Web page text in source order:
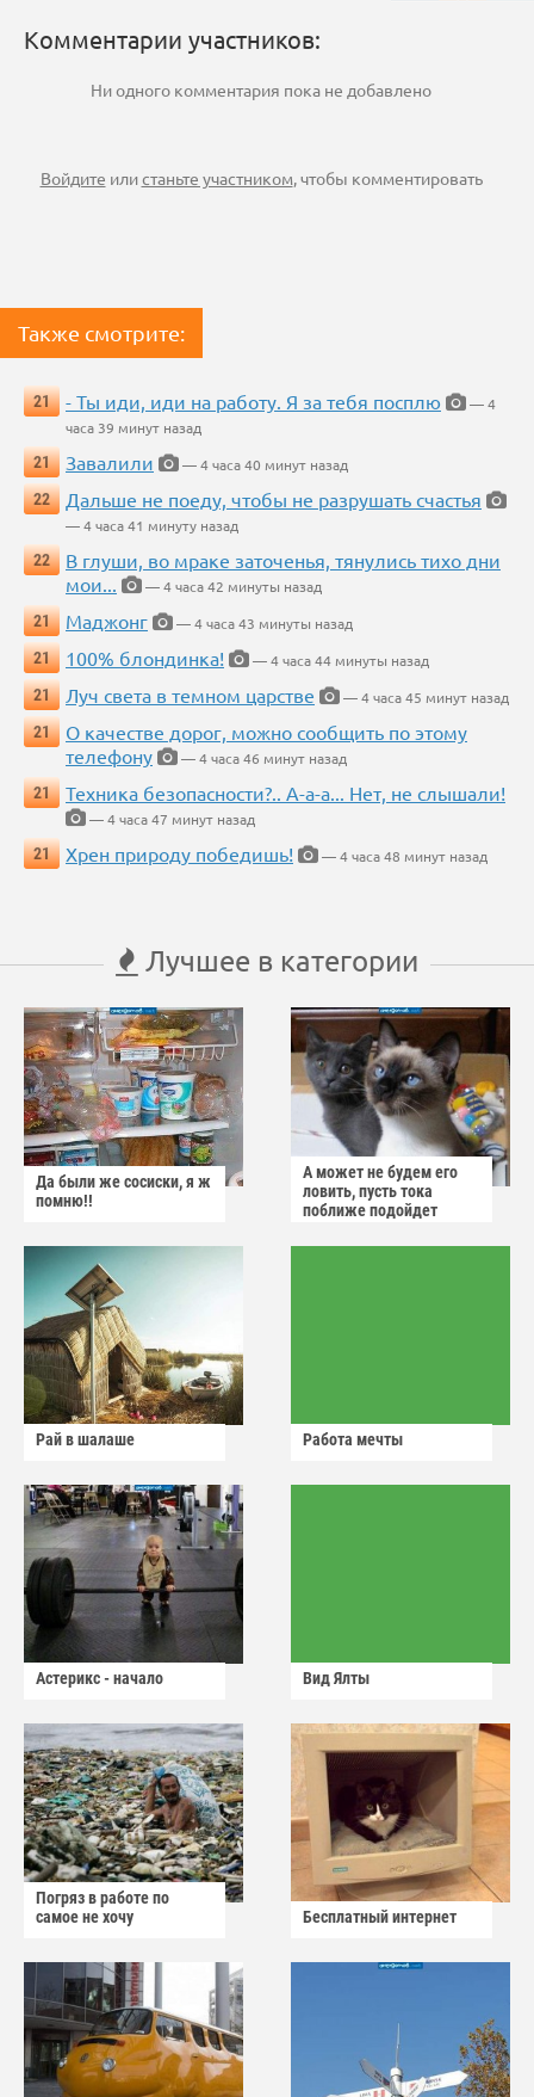
Комментарии участников:
Ни одного комментария пока не добавлено
Войдите илистаньте участником, чтобы комментировать
Также смотрите:
21 - Ты иди, иди на работу. Я за тебя посплю
— 4
часа 39 минут назад
21
Завалили
— 4 часа 40 минут назад
22
Дальше не поеду, чтобы не разрушать счастья
— 4 часа 41 минуту назад
22
В глуши, во мраке заточенья, тянулись тихо дни
мои...
— 4 часа 42 минуты назад
21
Маджонг
— 4 часа 43 минуты назад
21
100% блондинка!
— 4 часа 44 минуты назад
21
Луч света в темном царстве
— 4 часа 45 минут назад
21
О качестве дорог, можно сообщить по этому
телефону
— 4 часа 46 минут назад
21
Техника безопасности?.. А-а-а... Нет, не слышали!
— 4 часа 47 минут назад
21
Хрен природу победишь! — 4 часа 48 минут назад
Лучшее в категории
Да были же сосиски, я ж
помню!!
А может не будем его
ловить, пусть тока
поближе подойдет
Рай в шалаше Работа мечты
Астерикс - начало Вид Ялты
Погряз в работе по
самое не хочу
Бесплатный интернет